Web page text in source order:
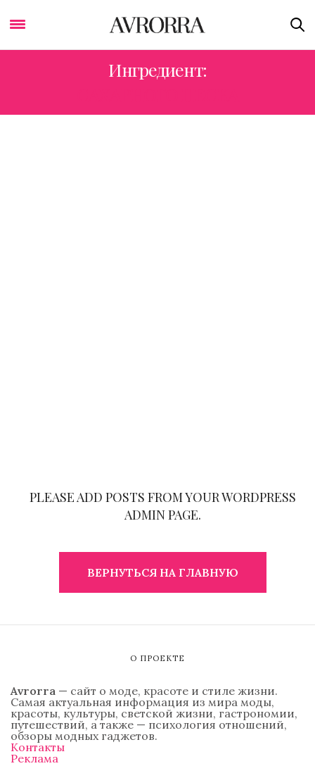
Ингредиент:
PLEASE ADD POSTS FROM YOUR WORDPRESS
ADMIN PAGE.
ВЕРНУТЬСЯ НА ГЛАВНУЮ
О ПРОЕКТЕ
Avrorra — сайт о моде, красоте и стиле жизни.
Самая актуальная информация из мира моды,
красоты, культуры, светской жизни, гастрономии,
путешествий, а также — психология отношений,
обзоры модных гаджетов.
Контакты
Реклама